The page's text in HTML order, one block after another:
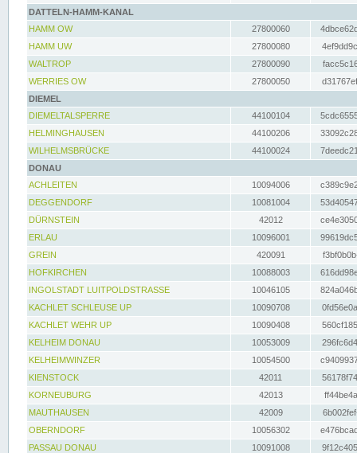
DATTELN-HAMM-KANAL
HAMM OW
27800060
HAMM UW
27800080
WALTROP
27800090
WERRIES OW
27800050
DIEMEL
DIEMELTALSPERRE
44100104
HELMINGHAUSEN
44100206
WILHELMSBRÜCKE
44100024
DONAU
ACHLEITEN
10094006
DEGGENDORF
10081004
DÜRNSTEIN
42012
ERLAU
10096001
GREIN
420091
HOFKIRCHEN
10088003
INGOLSTADT LUITPOLDSTRASSE
10046105
KACHLET SCHLEUSE UP
10090708
KACHLET WEHR UP
10090408
KELHEIM DONAU
10053009
KELHEIMWINZER
10054500
KIENSTOCK
42011
KORNEUBURG
42013
MAUTHAUSEN
42009
OBERNDORF
10056302
PASSAU DONAU
10091008